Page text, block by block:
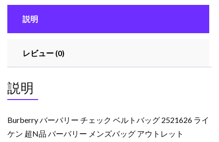
ッ
ベ
バ
グ
2521626
イ
ケ
説明
レビュー (0)
説明
Burberry バーバリー チェック ベルトバッグ 2521626 ライ
ケン 超N品 バーバリー メンズバッグ アウトレット